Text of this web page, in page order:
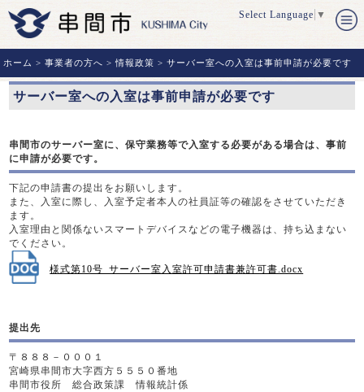
Select Language ▼
ホーム >事業者の方へ >情報政策 > サーバー室への入室は事前申請が必要です
サーバー室への入室は事前申請が必要です
串間市のサーバー室に、保守業務等で入室する必要がある場合は、事前
に申請が必要です。
下記の申請書の提出をお願いします。
また、入室に際し、入室予定者本人の社員証等の確認をさせていただき
ます。
入室理由と関係ないスマートデバイスなどの電子機器は、持ち込まない
でください。
様式第10号_サーバー室入室許可申請書兼許可書.docx
提出先
〒８８８－０００１
宮崎県串間市大字西方５５５０番地
串間市役所 総合政策課 情報統計係